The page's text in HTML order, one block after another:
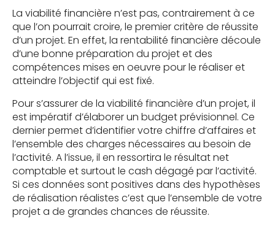
La viabilité financière n’est pas, contrairement à ce
que l’on pourrait croire, le premier critère de réussite
d’un projet. En effet, la rentabilité financière découle
d’une bonne préparation du projet et des
compétences mises en oeuvre pour le réaliser et
atteindre l’objectif qui est fixé.
Pour s’assurer de la viabilité financière d’un projet, il
est impératif d’élaborer un budget prévisionnel. Ce
dernier permet d’identifier votre chiffre d’affaires et
l’ensemble des charges nécessaires au besoin de
l’activité. A l’issue, il en ressortira le résultat net
comptable et surtout le cash dégagé par l’activité.
Si ces données sont positives dans des hypothèses
de réalisation réalistes c’est que l’ensemble de votre
projet a de grandes chances de réussite.